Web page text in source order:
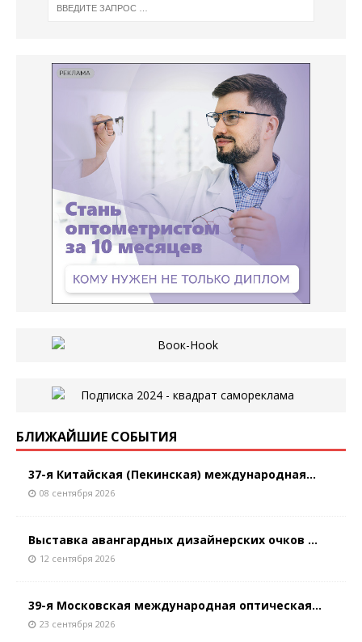
БЛИЖАЙШИЕ СОБЫТИЯ
37-я Китайская (Пекинская) международная...
08 сентября 2026
Выставка авангардных дизайнерских очков ...
12 сентября 2026
39-я Московская международная оптическая...
23 сентября 2026